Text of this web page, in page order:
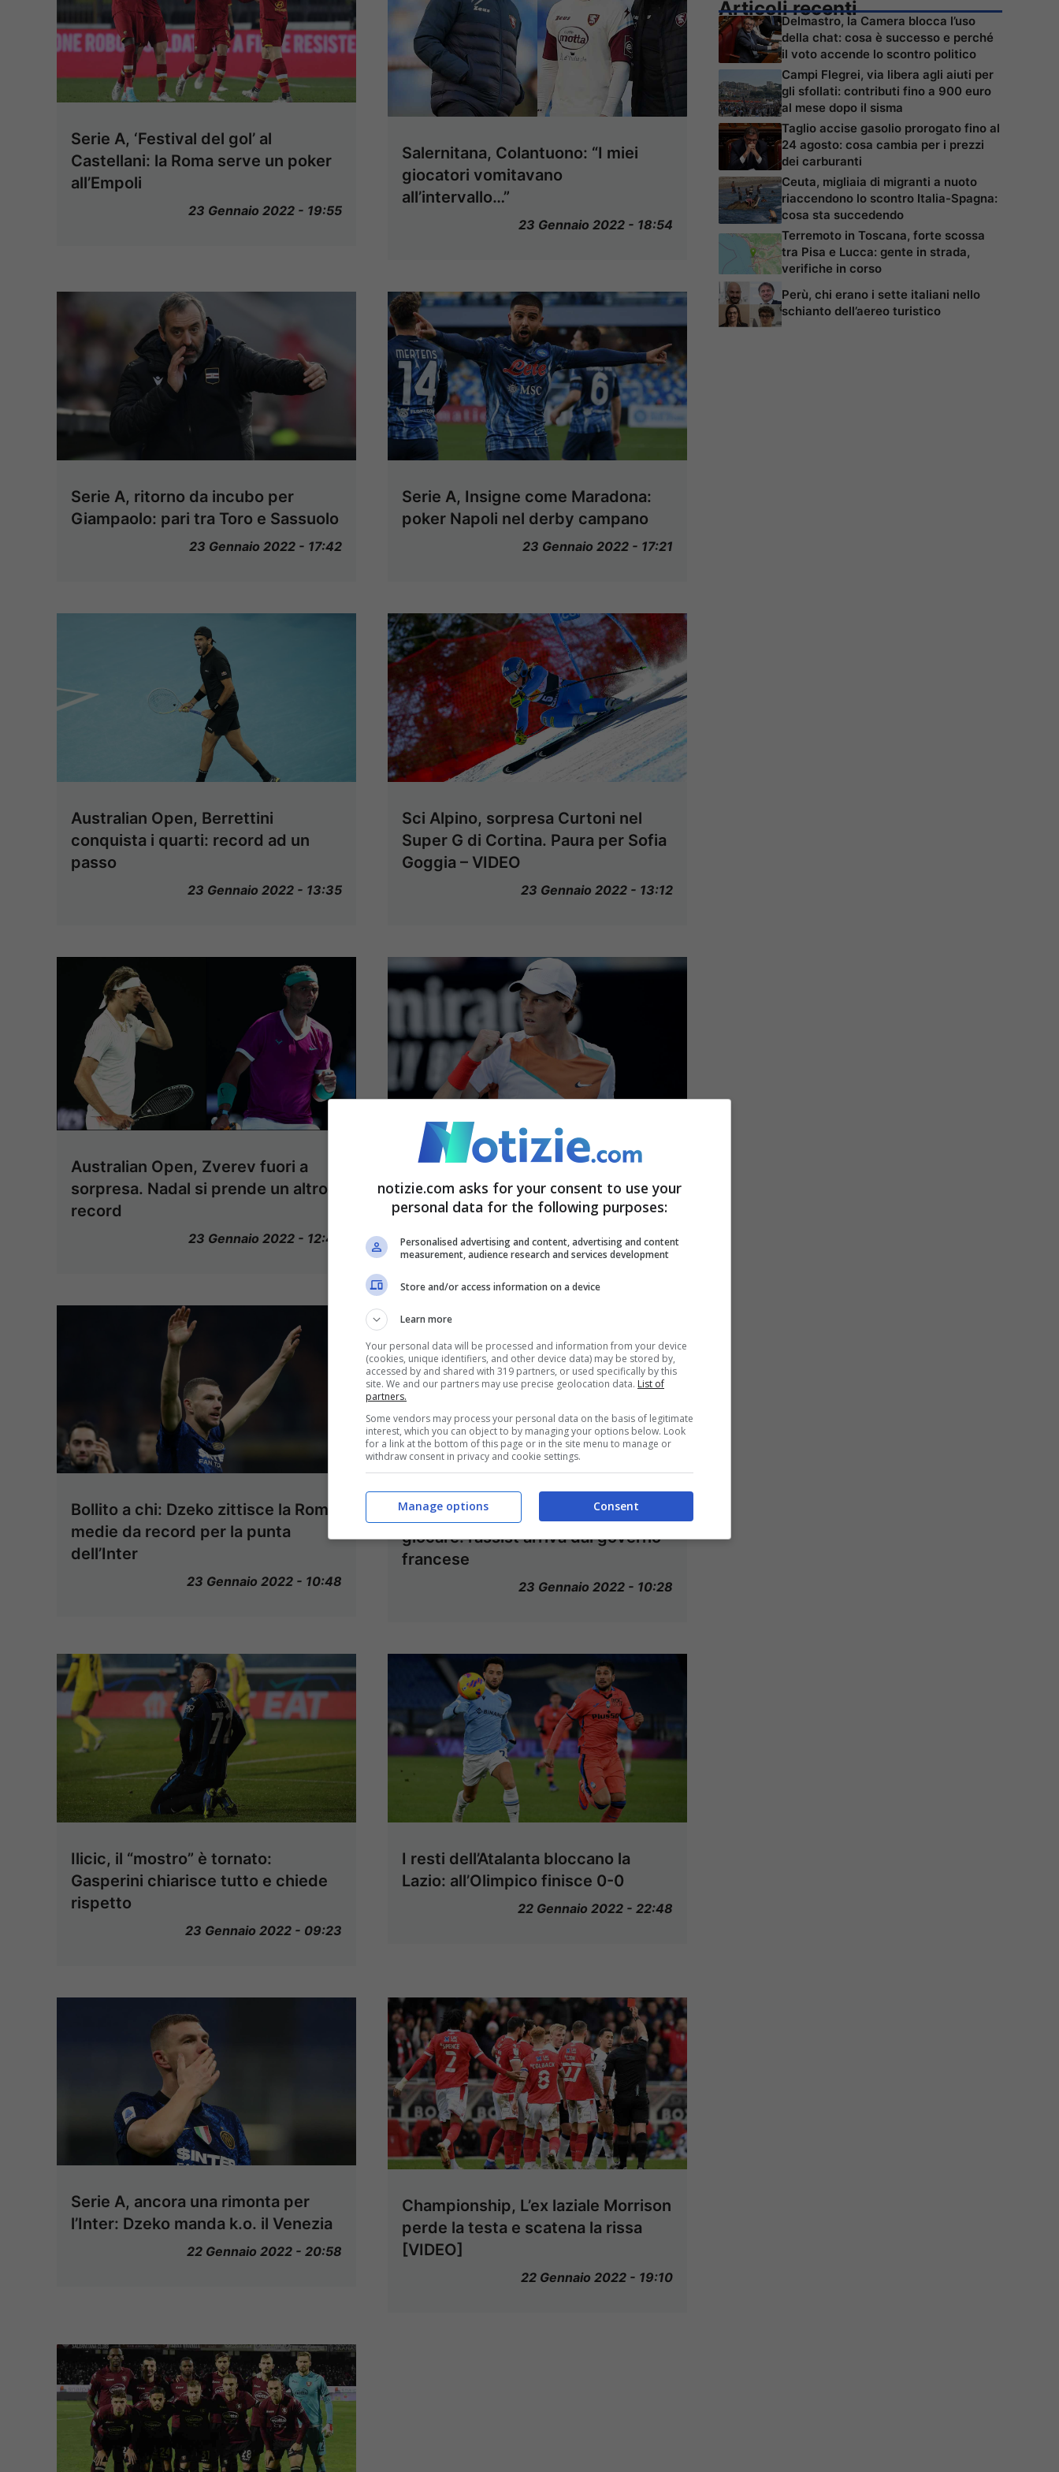
Serie A, ‘Festival del gol’ al
Castellani: la Roma serve un poker
all’Empoli
23 Gennaio 2022 - 19:55
Salernitana, Colantuono: “I miei
giocatori vomitavano
all’intervallo…”
23 Gennaio 2022 - 18:54
Serie A, ritorno da incubo per
Giampaolo: pari tra Toro e Sassuolo
23 Gennaio 2022 - 17:42
Serie A, Insigne come Maradona:
poker Napoli nel derby campano
23 Gennaio 2022 - 17:21
Australian Open, Berrettini
conquista i quarti: record ad un
passo
23 Gennaio 2022 - 13:35
Sci Alpino, sorpresa Curtoni nel
Super G di Cortina. Paura per Sofia
Goggia – VIDEO
23 Gennaio 2022 - 13:12
Australian Open, Zverev fuori a
sorpresa. Nadal si prende un altro
record
23 Gennaio 2022 - 12:42
Australian Open, lite Sinner-Piatti:
ecco cosa è successo
23 Gennaio 2022 - 11:42
Bollito a chi: Dzeko zittisce la Roma,
medie da record per la punta
dell’Inter
23 Gennaio 2022 - 10:48
Roland Garros, Djokovic può
giocare: l’assist arriva dal governo
francese
23 Gennaio 2022 - 10:28
Ilicic, il “mostro” è tornato:
Gasperini chiarisce tutto e chiede
rispetto
23 Gennaio 2022 - 09:23
I resti dell’Atalanta bloccano la
Lazio: all’Olimpico finisce 0-0
22 Gennaio 2022 - 22:48
Serie A, ancora una rimonta per
l’Inter: Dzeko manda k.o. il Venezia
22 Gennaio 2022 - 20:58
Championship, L’ex laziale Morrison
perde la testa e scatena la rissa
[VIDEO]
22 Gennaio 2022 - 19:10
Articoli recenti
Delmastro, la Camera blocca l’uso
della chat: cosa è successo e perché
il voto accende lo scontro politico
Campi Flegrei, via libera agli aiuti per
gli sfollati: contributi fino a 900 euro
al mese dopo il sisma
Taglio accise gasolio prorogato fino al
24 agosto: cosa cambia per i prezzi
dei carburanti
Ceuta, migliaia di migranti a nuoto
riaccendono lo scontro Italia-Spagna:
cosa sta succedendo
Terremoto in Toscana, forte scossa
tra Pisa e Lucca: gente in strada,
verifiche in corso
Perù, chi erano i sette italiani nello
schianto dell’aereo turistico
notizie.com asks for your consent to use your
personal data for the following purposes:
Personalised advertising and content, advertising and content
measurement, audience research and services development
Store and/or access information on a device
Learn more
Your personal data will be processed and information from your device
(cookies, unique identifiers, and other device data) may be stored by,
accessed by and shared with 319 partners, or used specifically by this
site. We and our partners may use precise geolocation data. List of
partners.
Some vendors may process your personal data on the basis of legitimate
interest, which you can object to by managing your options below. Look
for a link at the bottom of this page or in the site menu to manage or
withdraw consent in privacy and cookie settings.
Consent
Manage options